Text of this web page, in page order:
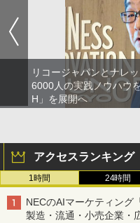
リコージャパンとナレ
6000人の実践ノウハウ
H」を展開へ
アクセスランキング
1時間 24時間
NECのAIマーケティン
製造・流通・小売企業・